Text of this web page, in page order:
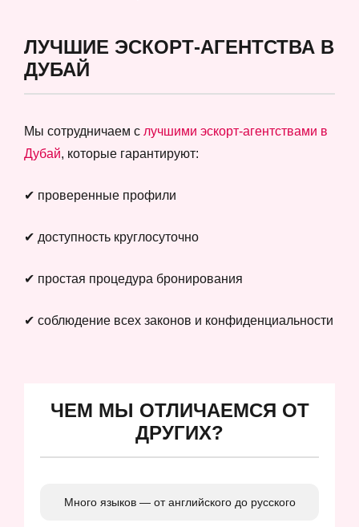
ЛУЧШИЕ ЭСКОРТ-АГЕНТСТВА В
ДУБАЙ
Мы сотрудничаем с лучшими эскорт-агентствами в
Дубай, которые гарантируют:
✔ проверенные профили
✔ доступность круглосуточно
✔ простая процедура бронирования
✔ соблюдение всех законов и конфиденциальности
ЧЕМ МЫ ОТЛИЧАЕМСЯ ОТ
ДРУГИХ?
Много языков — от английского до русского